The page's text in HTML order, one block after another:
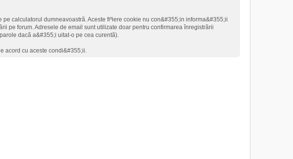
calculatorul dumneavoastrã. Aceste fiºiere cookie nu con&#355;in informa&#355;ii
pe forum. Adresele de email sunt utilizate doar pentru confirmarea înregistrãrii
dacã a&#355;i uitat-o pe cea curentã).
acord cu aceste condi&#355;ii.